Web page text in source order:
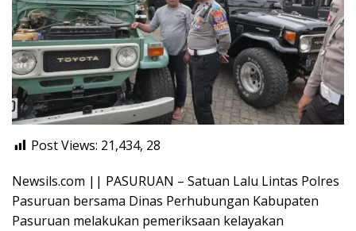
Post Views: 21,434, 28
Newsils.com || PASURUAN – Satuan Lalu Lintas Polres
Pasuruan bersama Dinas Perhubungan Kabupaten
Pasuruan melakukan pemeriksaan kelayakan